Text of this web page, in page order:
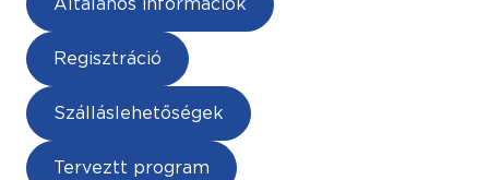
Regisztráció
Szálláslehetőségek
Terveztt program